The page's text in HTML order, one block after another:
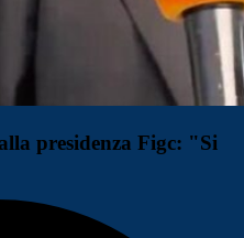
presidenza Figc: "Si